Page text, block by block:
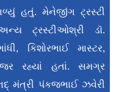
હતું. મેનેજીંગ ટ્રસ્ટી
ટ્રસ્ટીઓશ્રી ડૉ.
કિશોરભાઈ માસ્ટર,
રહ્યાં હતાં. સમગ્ર
મંત્રી પંકજભાઈ ઝવેરી